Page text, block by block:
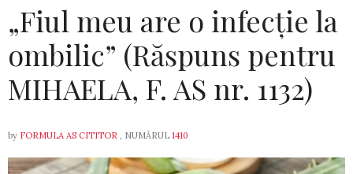
„Fiul meu are o infecție la
ombilic” (Răspuns pentru
MIHAELA, F. AS nr. 1132)
by FORMULA AS CITITOR , NUMĂRUL 1410